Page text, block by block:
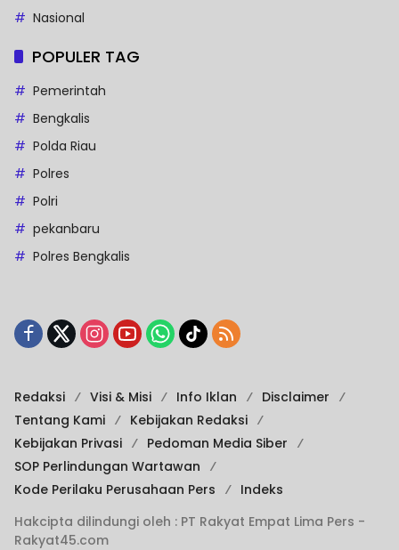
Nasional
POPULER TAG
Pemerintah
Bengkalis
Polda Riau
Polres
Polri
pekanbaru
Polres Bengkalis
Redaksi Visi & Misi Info Iklan
Disclaimer
Tentang Kami
Kebijakan Redaksi
Kebijakan Privasi
Pedoman Media Siber
SOP Perlindungan Wartawan
Kode Perilaku Perusahaan Pers
Indeks
Hakcipta dilindungi oleh : PT Rakyat Empat Lima Pers -
Rakyat45.com